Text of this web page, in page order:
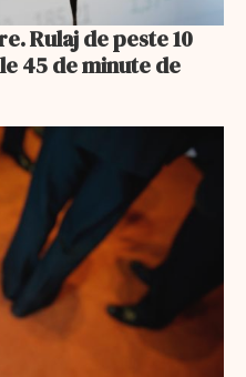
Rulaj de peste 10
45 de minute de